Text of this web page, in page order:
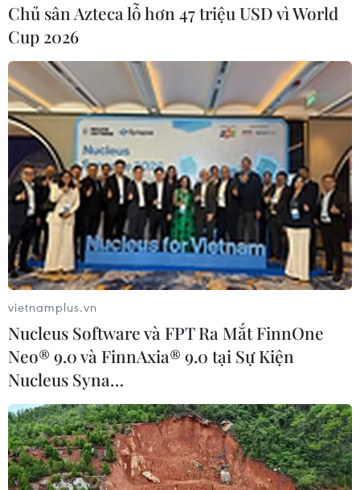
Các đại biểu tại buổi lễ tiếp nhận vaccine. (Ảnh: PV/Vietnam+)
(Vietnam+)
#Bộ Y tế #vaccine DPT-VGB-Hib
#vaccine 5 trong 1
#UNICEF
#tiêm chủng mở rộng
#bệnh truyền nhiễm
Chủ sân Azteca lỗ hơn 47 triệu USD vì World
Cup 2026
vietnamplus.vn
Nucleus Software và FPT Ra Mắt FinnOne
Neo® 9.0 và FinnAxia® 9.0 tại Sự Kiện
Nucleus Syna…